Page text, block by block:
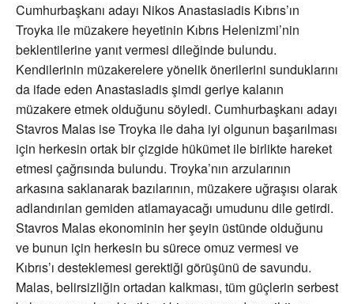
Cumhurbaşkanı adayı Nikos Anastasiadis Kıbrıs’ın
Troyka ile müzakere heyetinin Kıbrıs Helenizmi’nin
beklentilerine yanıt vermesi dileğinde bulundu.
Kendilerinin müzakerelere yönelik önerilerini sunduklarını
da ifade eden Anastasiadis şimdi geriye kalanın
müzakere etmek olduğunu söyledi. Cumhurbaşkanı adayı
Stavros Malas ise Troyka ile daha iyi olgunun başarılması
için herkesin ortak bir çizgide hükümet ile birlikte hareket
etmesi çağrısında bulundu. Troyka’nın arzularının
arkasına saklanarak bazılarının, müzakere uğraşısı olarak
adlandırılan gemiden atlamayacağı umudunu dile getirdi.
Stavros Malas ekonominin her şeyin üstünde olduğunu
ve bunun için herkesin bu sürece omuz vermesi ve
Kıbrıs’ı desteklemesi gerektiği görüşünü de savundu.
Malas, belirsizliğin ortadan kalkması, tüm güçlerin serbest